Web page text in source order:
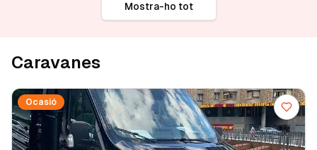
Mostra-ho tot
Caravanes
Ocasió